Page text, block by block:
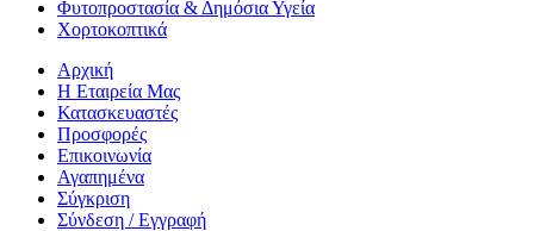
Φυτοπροστασία & Δημόσια Υγεία
Χορτοκοπτικά
Αρχική
Η Εταιρεία Μας
Κατασκευαστές
Προσφορές
Επικοινωνία
Αγαπημένα
Σύγκριση
Σύνδεση / Εγγραφή